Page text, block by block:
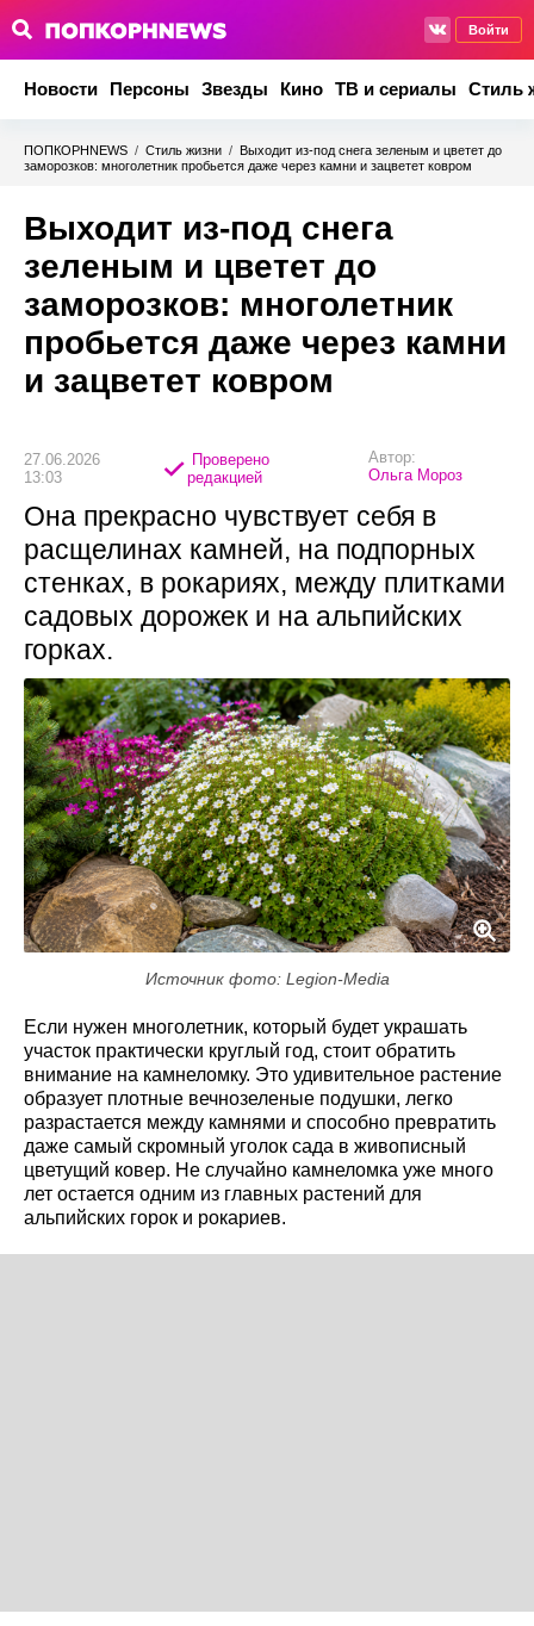
Войти
Новости Персоны Звезды Кино ТВ и сериалы Стиль
ПОПКОРНNEWS / Стиль жизни / Выходит из-под снега зеленым и цветет до
заморозков: многолетник пробьется даже через камни и зацветет ковром
Выходит из-под снега
зеленым и цветет до
заморозков: многолетник
пробьется даже через камни
и зацветет ковром
27.06.2026
13:03
Проверено
редакцией
Автор:
Ольга Мороз
Она прекрасно чувствует себя в
расщелинах камней, на подпорных
стенках, в рокариях, между плитками
садовых дорожек и на альпийских
горках.
Источник фото: Legion-Media
Если нужен многолетник, который будет украшать
участок практически круглый год, стоит обратить
внимание на камнеломку. Это удивительное растение
образует плотные вечнозеленые подушки, легко
разрастается между камнями и способно превратить
даже самый скромный уголок сада в живописный
цветущий ковер. Не случайно камнеломка уже много
лет остается одним из главных растений для
альпийских горок и рокариев.